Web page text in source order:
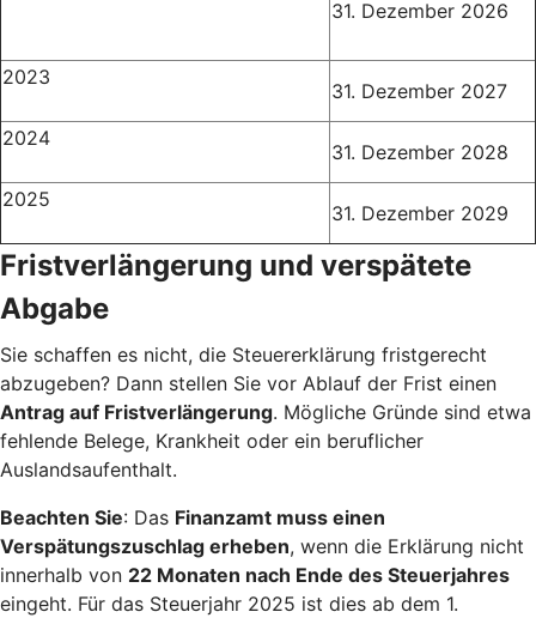
31. Dezember 2026
2023
31. Dezember 2027
2024
31. Dezember 2028
2025
31. Dezember 2029
Fristverlängerung und verspätete
Abgabe
Sie schaffen es nicht, die Steuererklärung fristgerecht
abzugeben? Dann stellen Sie vor Ablauf der Frist einen
Antrag auf Fristverlängerung. Mögliche Gründe sind etwa
fehlende Belege, Krankheit oder ein beruflicher
Auslandsaufenthalt.
Beachten Sie: Das Finanzamt muss einen
Verspätungszuschlag erheben, wenn die Erklärung nicht
innerhalb von 22 Monaten nach Ende des Steuerjahres
eingeht. Für das Steuerjahr 2025 ist dies ab dem 1.